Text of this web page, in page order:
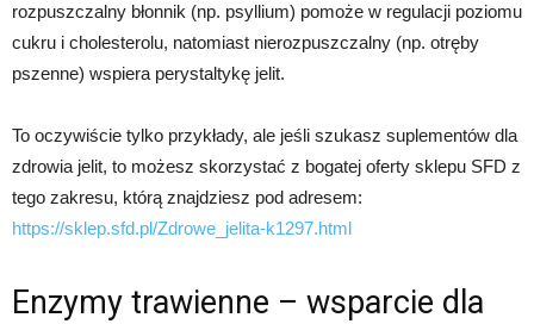
rozpuszczalny błonnik (np. psyllium) pomoże w regulacji poziomu
cukru i cholesterolu, natomiast nierozpuszczalny (np. otręby
pszenne) wspiera perystaltykę jelit.
To oczywiście tylko przykłady, ale jeśli szukasz suplementów dla
zdrowia jelit, to możesz skorzystać z bogatej oferty sklepu SFD z
tego zakresu, którą znajdziesz pod adresem:
https://sklep.sfd.pl/Zdrowe_jelita-k1297.html
Enzymy trawienne – wsparcie dla